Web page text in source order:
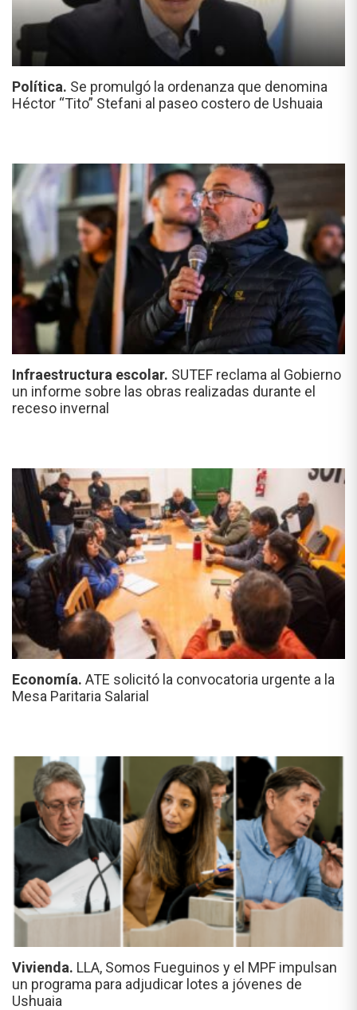
Política. Se promulgó la ordenanza que denomina
Héctor “Tito” Stefani al paseo costero de Ushuaia
Infraestructura escolar. SUTEF reclama al Gobierno
un informe sobre las obras realizadas durante el
receso invernal
Economía. ATE solicitó la convocatoria urgente a la
Mesa Paritaria Salarial
Vivienda. LLA, Somos Fueguinos y el MPF impulsan
un programa para adjudicar lotes a jóvenes de
Ushuaia